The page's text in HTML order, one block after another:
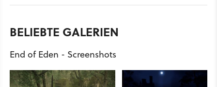
BELIEBTE GALERIEN
End of Eden - Screenshots